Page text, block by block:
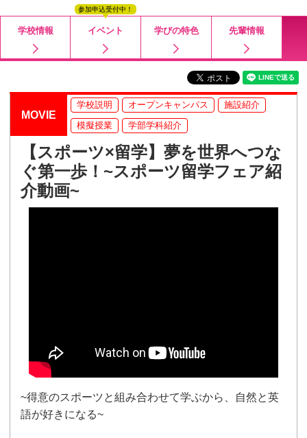
学校情報 イベント
参加申込受付中！
学びの特色 先輩情報
MOVIE
学校説明 オープンキャンパス
施設紹介
模擬授業
学部学科紹介
【スポーツ×留学】夢を世界へつな
ぐ第一歩！~スポーツ留学フェア紹
介動画~
~得意のスポーツと組み合わせて学ぶから、自然と英
語が好きになる~